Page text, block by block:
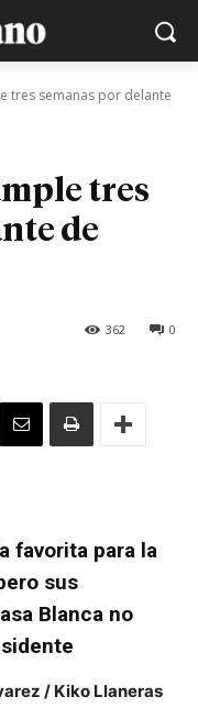
tres semanas por delante
tres
de
0
362
favorita para la
sus
Blanca no
/ Kiko Llaneras